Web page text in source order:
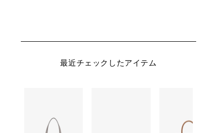
最近チェックしたアイテム